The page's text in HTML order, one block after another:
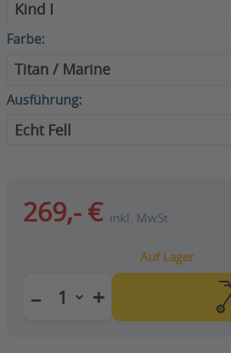
Farbe:
Ausführung:
269,- € inkl. MwSt.
Auf Lager
− +